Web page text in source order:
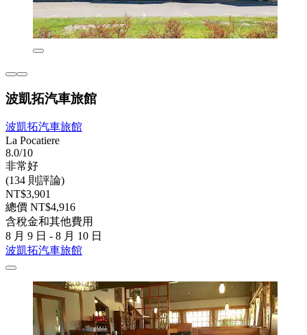
波凱拓汽車旅館
波凱拓汽車旅館
La Pocatiere
8.0/10
非常好
(134 則評論)
NT$3,901
總價 NT$4,916
含稅金和其他費用
8 月 9 日 - 8 月 10 日
波凱拓汽車旅館